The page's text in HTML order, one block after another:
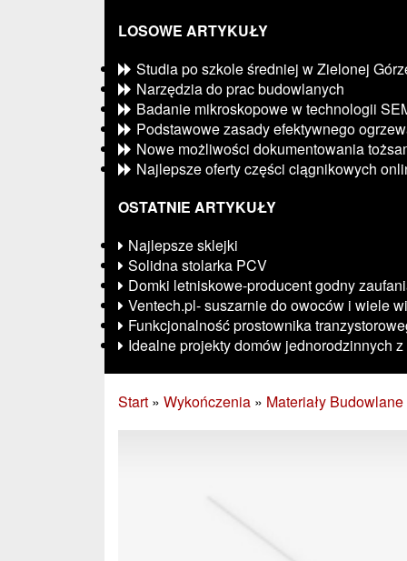
LOSOWE ARTYKUŁY
Studia po szkole średniej w Zielonej
Narzędzia do prac budowlanych
Badanie mikroskopowe w technologii
Podstawowe zasady efektywnego
Nowe możliwości dokumentowania
Najlepsze oferty części ciągnikowych
OSTATNIE ARTYKUŁY
Najlepsze sklejki
Solidna stolarka PCV
Domki letniskowe-producent godny
Ventech.pl- suszarnie do owoców i wiele
Funkcjonalność prostownika
Idealne projekty domów jednorodzinnych
Start » Wykończenia » Materiały Budowlane